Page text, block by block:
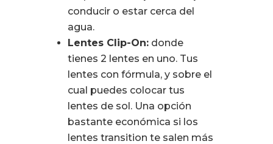
conducir o estar cerca del
agua.
Lentes Clip-On:donde
tienes 2 lentes en uno. Tus
lentes con fórmula, y sobre el
cual puedes colocar tus
lentes de sol. Una opción
bastante económica si los
lentes transition te salen más